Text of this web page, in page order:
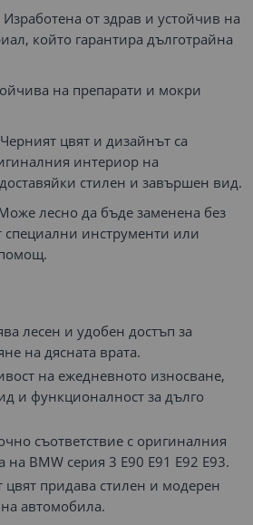
Изработена от здрав и устойчив на
който гарантира дълготрайна
на препарати и мокри
Черният цвят и дизайнът са
интериор на
стилен и завършен вид.
лесно да бъде заменена без
специални инструменти или
лесен и удобен достъп за
на дясната врата.
на ежедневното износване,
и функционалност за дълго
съответствие с оригиналния
на BMW серия 3 E90 E91 E92 E93.
цвят придава стилен и модерен
автомобила.